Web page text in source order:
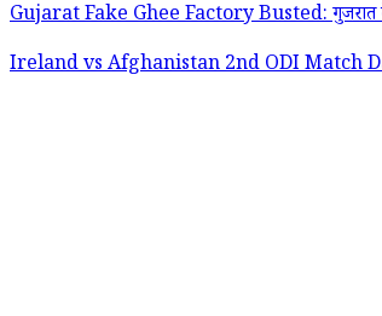
Gujarat Fake Ghee Factory Busted: गुजरात में
Ireland vs Afghanistan 2nd ODI Match Date